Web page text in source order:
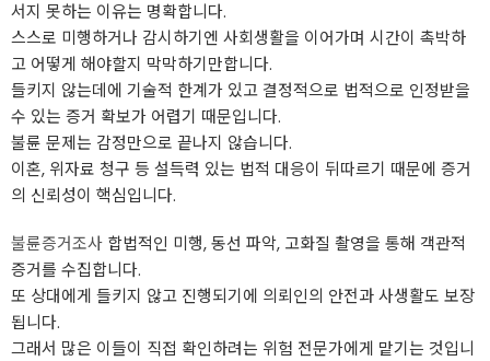
서지 못하는 이유는 명확합니다.
스스로 미행하거나 감시하기엔 사회생활을 이어가며 시간이 촉박하
고 어떻게 해야할지 막막하기만합니다.
들키지 않는데에 기술적 한계가 있고 결정적으로 법적으로 인정받을
수 있는 증거 확보가 어렵기 때문입니다.
불륜 문제는 감정만으로 끝나지 않습니다.
이혼, 위자료 청구 등 설득력 있는 법적 대응이 뒤따르기 때문에 증거
의 신뢰성이 핵심입니다.
불륜증거조사 합법적인 미행, 동선 파악, 고화질 촬영을 통해 객관적
증거를 수집합니다.
또 상대에게 들키지 않고 진행되기에 의뢰인의 안전과 사생활도 보장
됩니다.
그래서 많은 이들이 직접 확인하려는 위험 전문가에게 맡기는 것입니